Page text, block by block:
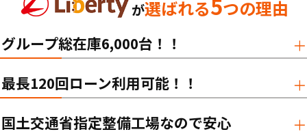
が選ばれる つの理由
グループ総在庫6,000台！！
最長120回ローン利用可能！！
国土交通省指定整備工場なので安心